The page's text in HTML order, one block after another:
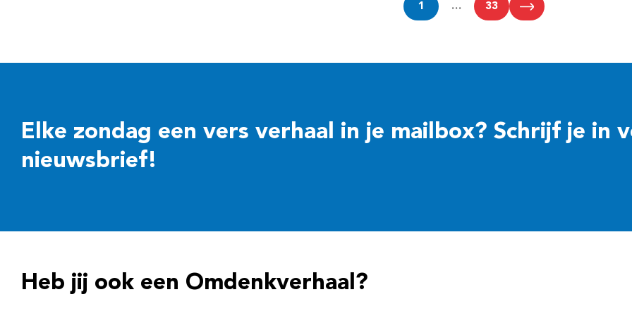
1 … 33
Elke zondag een vers verhaal in je mailbox? Schrijf je in
nieuwsbrief!
Heb jij ook een Omdenkverhaal?